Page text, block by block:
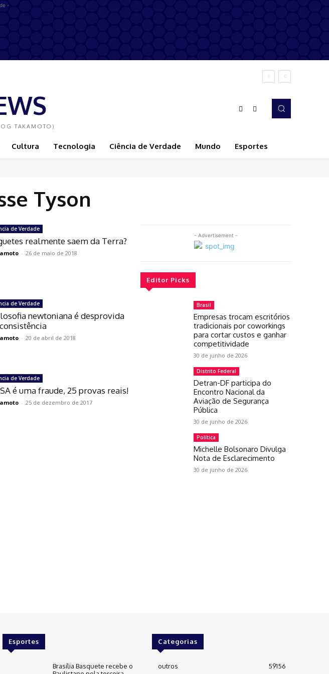
-
TAKAMOTO)
Cultura Tecnologia Ciência de Verdade Mundo Esportes
Tyson
de Verdade
realmente saem da Terra?
- 26 de maio de 2018
de Verdade
newtoniana é desprovida
- 20 de abril de 2018
de Verdade
é uma fraude, 25 provas reais!
- 25 de dezembro de 2017
- Advertisement -
Editor Picks
Brasil
Empresas trocam escritórios
tradicionais por coworkings
para cortar custos e ganhar
competitividade
30 de junho de 2026
Distrito Federal
Detran-DF participa do
Encontro Nacional da
Aviação de Segurança
Pública
30 de junho de 2026
Política
Michelle Bolsonaro Divulga
Nota de Esclarecimento
30 de junho de 2026
Esportes
Brasília Basquete recebe o
Categorias
outros
59156